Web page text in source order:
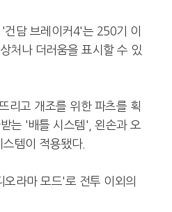
담 브레이커4'는 250기 이
처나 더러움을 표시할 수 있
리고 개조를 위한 파츠를 획
는 '배틀 시스템', 왼손과 오
템이 적용됐다.
라마 모드'로 전투 이외의